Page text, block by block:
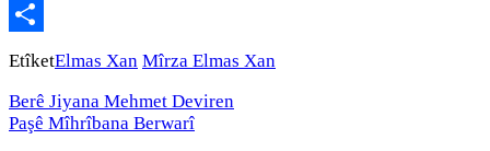
Copy
EtîketElmas Xan Mîrza Elmas Xan
Berê Jiyana Mehmet Deviren
Paşê Mîhrîbana Berwarî